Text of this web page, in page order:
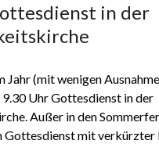
in der
Jahr (mit wenigen
Uhr Gottesdienst in der
Außer in den
Gottesdienst mit verkürzter